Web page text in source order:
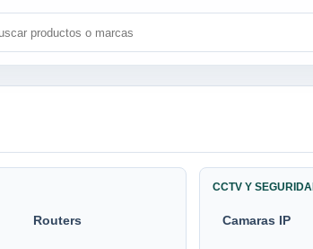
Routers
CCTV Y
Camaras IP